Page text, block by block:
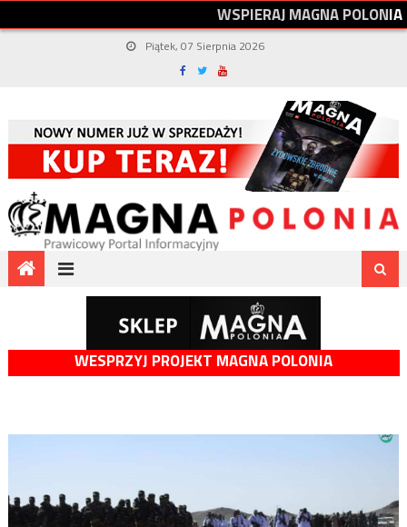
WSPIERAJMAGNAPOLONIA
Piątek, 07 Sierpnia 2026
WESPRZYJ PROJEKT MAGNA POLONIA